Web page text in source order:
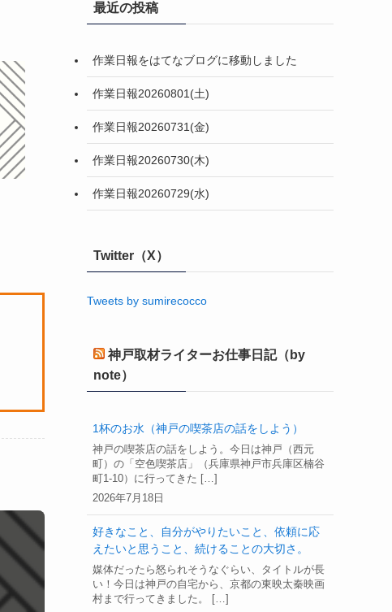
最近の投稿
作業日報をはてなブログに移動しました
作業日報20260801(土)
作業日報20260731(金)
作業日報20260730(木)
作業日報20260729(水)
Twitter（X）
Tweets by sumirecocco
神戸取材ライターお仕事日記（by
note）
1杯のお水（神戸の喫茶店の話をしよう）
2026年7月18日
神戸の喫茶店の話をしよう。今日は神戸（西元
町）の「空色喫茶店」（兵庫県神戸市兵庫区楠谷
町1-10）に行ってきた […]
好きなこと、自分がやりたいこと、依頼に応
えたいと思うこと、続けることの大切さ。
媒体だったら怒られそうなぐらい、タイトルが長
い！今日は神戸の自宅から、京都の東映太秦映画
村まで行ってきました。 […]